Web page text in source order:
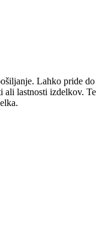
Lahko pride do
ali lastnosti izdelkov. Te